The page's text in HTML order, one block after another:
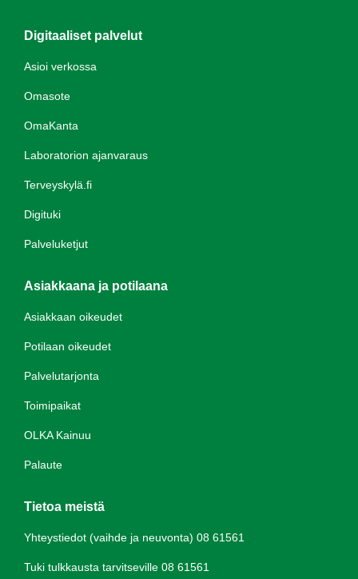
Digitaaliset palvelut
Asioi verkossa
Omasote
OmaKanta
Laboratorion ajanvaraus
Terveyskylä.fi
Digituki
Palveluketjut
Asiakkaana ja potilaana
Asiakkaan oikeudet
Potilaan oikeudet
Palvelutarjonta
Toimipaikat
OLKA Kainuu
Palaute
Tietoa meistä
Yhteystiedot (vaihde ja neuvonta) 08 61561
Tuki tulkkausta tarvitseville 08 61561